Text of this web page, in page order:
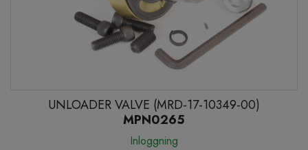
UNLOADER VALVE (MRD-17-10349-00)
MPN0265
Inloggning